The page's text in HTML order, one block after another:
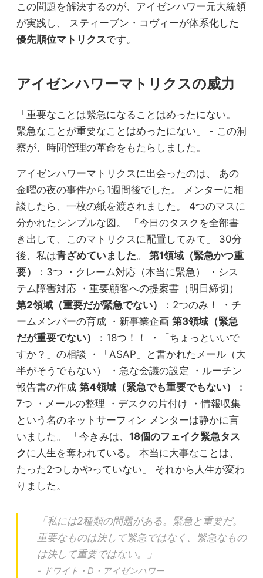
この問題を解決するのが、アイゼンハワー元大統領
が実践し、 スティーブン・コヴィーが体系化した
優先順位マトリクスです。
アイゼンハワーマトリクスの威力
「重要なことは緊急になることはめったにない。
緊急なことが重要なことはめったにない」 - この洞
察が、時間管理の革命をもたらしました。
アイゼンハワーマトリクスに出会ったのは、 あの
金曜の夜の事件から1週間後でした。 メンターに相
談したら、一枚の紙を渡されました。 4つのマスに
分かれたシンプルな図。 「今日のタスクを全部書
き出して、このマトリクスに配置してみて」 30分
後、私は青ざめていました。 第1領域（緊急かつ重
要）
：3つ ・クレーム対応（本当に緊急） ・シス
テム障害対応 ・重要顧客への提案書（明日締切）
第2領域（重要だが緊急でない）
：2つのみ！ ・チ
ームメンバーの育成 ・新事業企画 第3領域（緊急
だが重要でない）
：18つ！！ ・「ちょっといいで
すか？」の相談 ・「ASAP」と書かれたメール（大
半がそうでもない） ・急な会議の設定 ・ルーチン
報告書の作成 第4領域（緊急でも重要でもない）
：
7つ ・メールの整理 ・デスクの片付け ・情報収集
という名のネットサーフィン メンターは静かに言
いました。 「今きみは、 18個のフェイク緊急タス
クに人生を奪われている。 本当に大事なことは、
たった2つしかやっていない」 それから人生が変わ
りました。
「私には2種類の問題がある。緊急と重要だ。
重要なものは決して緊急ではなく、緊急なもの
は決して重要ではない。」
- ドワイト・D・アイゼンハワー